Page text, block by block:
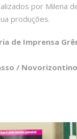
por Milena
produções.
de Imprensa
/ Novorizontino